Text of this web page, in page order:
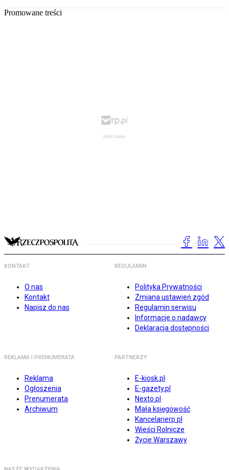
Promowane treści
KONTAKT
O nas
Kontakt
Napisz do nas
REGULAMIN
Polityka Prywatności
Zmiana ustawień zgód
Regulamin serwisu
Informacje o nadawcy
Deklaracja dostępności
REKLAMA I PRENUMERATA
Reklama
Ogłoszenia
Prenumerata
Archiwum
PARTNERZY
E-kiosk.pl
E-gazety.pl
Nexto.pl
Mała księgowość
Kancelarierp.pl
Wieści Rolnicze
Życie Warszawy